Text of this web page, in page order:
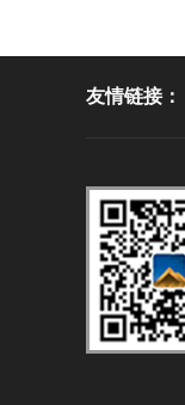
友情链接：